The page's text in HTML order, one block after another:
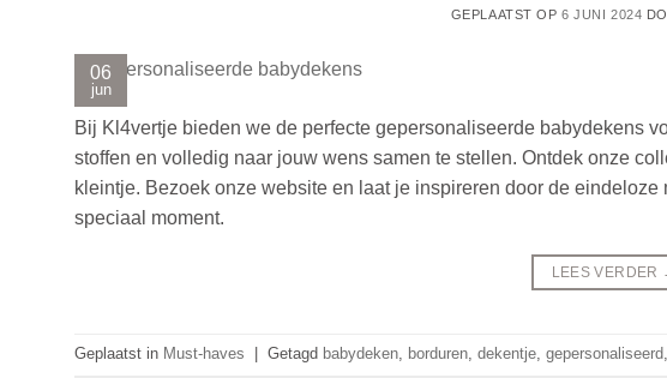
GEPLAATST OP6 JUNI 2024
06
jun
Bij Kl4vertje bieden we de perfecte gepersonaliseerde babydekens
stoffen en volledig naar jouw wens samen te stellen. Ontdek onze
kleintje. Bezoek onze website en laat je inspireren door de
speciaal moment.
LEES VERDER
Geplaatst in Must-haves Getagd babydeken, borduren, dekentje, gepersonaliseerd,